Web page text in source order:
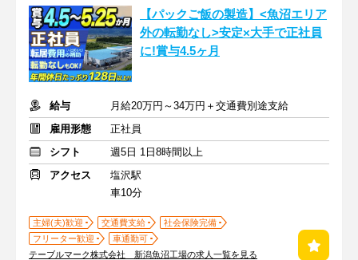
【パックご飯の製造】<魚沼エリア
外の転勤なし>安定×大手で正社員
に!賞与4.5ヶ月
給与
月給20万円～34万円＋交通費別途支給
雇用形態
正社員
シフト
週5日 1日8時間以上
アクセス
塩沢駅
車10分
主婦(夫)歓迎 交通費支給
社会保険完備
フリーター歓迎
車通勤可
テーブルマーク株式会社 新潟魚沼工場の求人一覧を見る